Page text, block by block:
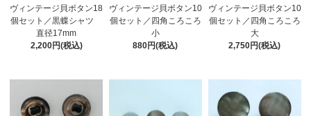
ヴィンテージ貝ボタン18
個セット／黒蝶シャツ
直径17mm
2,200円(税込)
ヴィンテージ貝ボタン10
個セット／四角ころころ
小
880円(税込)
ヴィンテージ貝ボタン10
個セット／四角ころころ
大
2,750円(税込)